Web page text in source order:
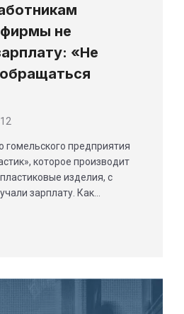
не
«Не
гомельского предприятия
которое производит
изделия, с
зарплату. Как…